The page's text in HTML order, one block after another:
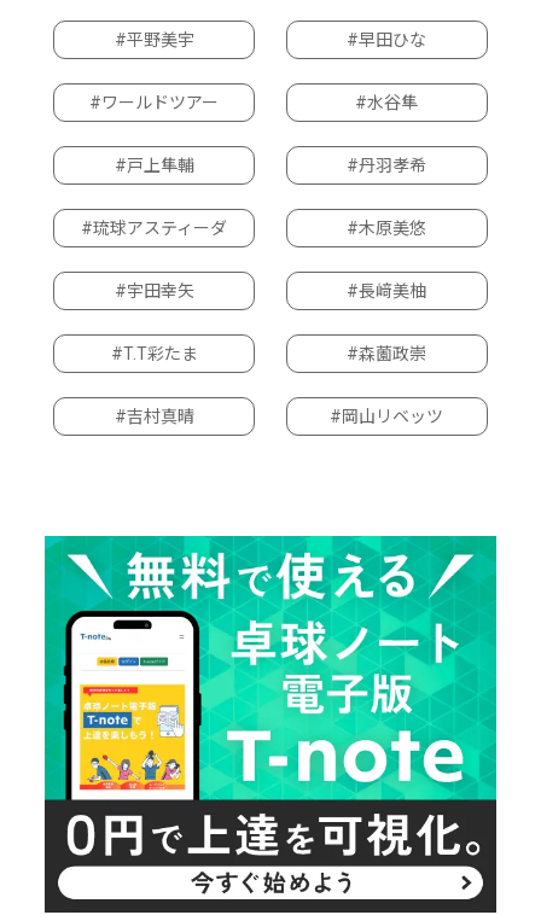
#平野美宇 #早田ひな
#ワールドツアー #水谷隼
#戸上隼輔 #丹羽孝希
#琉球アスティーダ #木原美悠
#宇田幸矢 #長﨑美柚
#T.T彩たま #森薗政崇
#吉村真晴 #岡山リベッツ